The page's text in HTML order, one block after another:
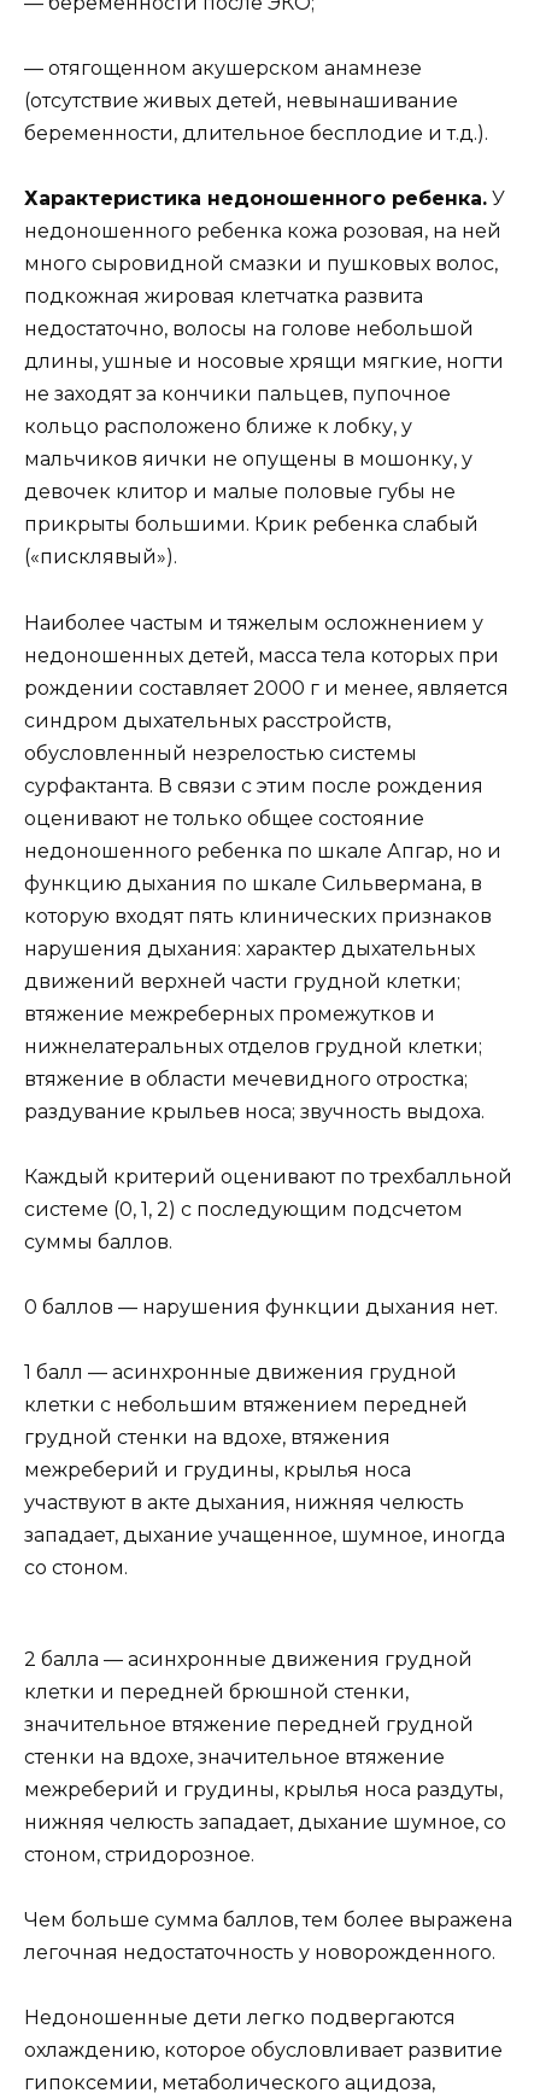
— отягощенном акушерском анамнезе
(отсутствие живых детей, невынашивание
беременности, длительное бесплодие и т.д.).
Характеристика недоношенного ребенка. У
недоношенного ребенка кожа розовая, на ней
много сыровидной смазки и пушковых волос,
подкожная жировая клетчатка развита
недостаточно, волосы на голове небольшой
длины, ушные и носовые хрящи мягкие, ногти
не заходят за кончики пальцев, пупочное
кольцо расположено ближе к лобку, у
мальчиков яички не опущены в мошонку, у
девочек клитор и малые половые губы не
прикрыты большими. Крик ребенка слабый
(«писклявый»).
Наиболее частым и тяжелым осложнением у
недоношенных детей, масса тела которых при
рождении составляет 2000 г и менее, является
синдром дыхательных расстройств,
обусловленный незрелостью системы
сурфактанта. В связи с этим после рождения
оценивают не только общее состояние
недоношенного ребенка по шкале Апгар, но и
функцию дыхания по шкале Сильвермана, в
которую входят пять клинических признаков
нарушения дыхания: характер дыхательных
движений верхней части грудной клетки;
втяжение межреберных промежутков и
нижнелатеральных отделов грудной клетки;
втяжение в области мечевидного отростка;
раздувание крыльев носа; звучность выдоха.
Каждый критерий оценивают по трехбалльной
системе (0, 1, 2) с последующим подсчетом
суммы баллов.
0 баллов — нарушения функции дыхания нет.
1 балл — асинхронные движения грудной
клетки с небольшим втяжением передней
грудной стенки на вдохе, втяжения
межреберий и грудины, крылья носа
участвуют в акте дыхания, нижняя челюсть
западает, дыхание учащенное, шумное, иногда
со стоном.
2 балла — асинхронные движения грудной
клетки и передней брюшной стенки,
значительное втяжение передней грудной
стенки на вдохе, значительное втяжение
межреберий и грудины, крылья носа раздуты,
нижняя челюсть западает, дыхание шумное, со
стоном, стридорозное.
Чем больше сумма баллов, тем более выражена
легочная недостаточность у новорожденного.
Недоношенные дети легко подвергаются
охлаждению, которое обусловливает развитие
гипоксемии, метаболического ацидоза,